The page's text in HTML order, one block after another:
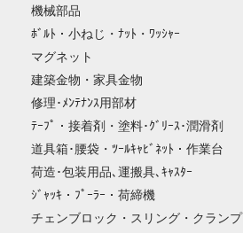
機械部品
ﾎﾞﾙﾄ・小ねじ・ﾅｯﾄ・ﾜｯｼｬｰ
マグネット
建築金物・家具金物
修理･ﾒﾝﾃﾅﾝｽ用部材
ﾃｰﾌﾟ・接着剤・塗料･ｸﾞﾘｰｽ･潤滑剤
道具箱･腰袋・ﾂｰﾙｷｬﾋﾞﾈｯﾄ・作業台
荷造･包装用品､運搬具､ｷｬｽﾀｰ
ｼﾞｬｯｷ・ﾌﾟｰﾗｰ・荷締機
チェンブロック・スリング・クランプ